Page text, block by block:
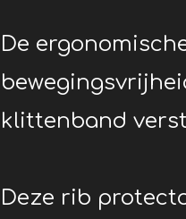
De
klittenband
Deze rib